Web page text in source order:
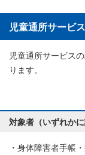
児童通所サービ
児童通所サービス
ります。
対象者（いずれかに
・身体障害者手帳